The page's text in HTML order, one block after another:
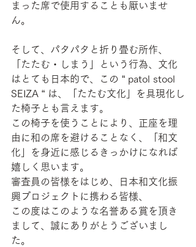
まった席で使用することも厭いませ
ん。
そして、パタパタと折り畳む所作、
「たたむ・しまう」という行為、文化
はとても日本的で、この “ patol stool
SEIZA “ は、「たたむ文化」を具現化し
た椅子とも言えます。
この椅子を使うことにより、正座を理
由に和の席を避けることなく、「和文
化」を身近に感じるきっかけになれば
嬉しく思います。
審査員の皆様をはじめ、日本和文化振
興プロジェクトに携わる皆様、
この度はこのような名誉ある賞を頂き
まして、誠にありがとうございまし
た。